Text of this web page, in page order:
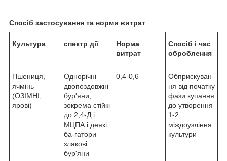
Спосіб застосування та норми витрат
Культура спектр дії
Норма
витрат
Спосіб і час
оброблення
Пшениця,
ячмінь
(ОЗІМНІ,
ярові)
Однорічні
двопоздовжні
бур'яни,
зокрема стійкі
до 2,4-Д і
МЦПА і деякі
ба-гатори
злакові
бур'яни
0,4-0,6
Обприскуван
ня від початку
фази купання
до утворення
1-2
міждоузління
культури